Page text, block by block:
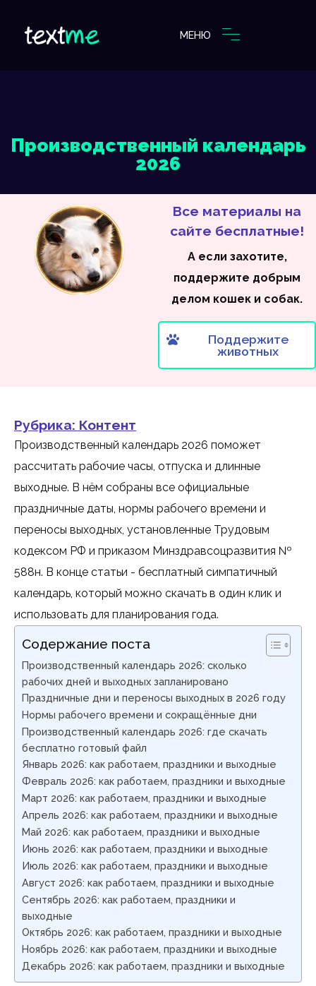
МЕНЮ
Производственный календарь
2026
Все материалы на
сайте бесплатные!
А если захотите,
поддержите добрым
делом кошек и собак.
Поддержите
животных
Рубрика: Контент
Производственный календарь 2026 поможет
рассчитать рабочие часы, отпуска и длинные
выходные. В нём собраны все официальные
праздничные даты, нормы рабочего времени и
переносы выходных, установленные Трудовым
кодексом РФ и приказом Минздравсоцразвития №
588н. В конце статьи - бесплатный симпатичный
календарь, который можно скачать в один клик и
использовать для планирования года.
Содержание поста
Производственный календарь 2026: сколько
рабочих дней и выходных запланировано
Праздничные дни и переносы выходных в 2026 году
Нормы рабочего времени и сокращённые дни
Производственный календарь 2026: где скачать
бесплатно готовый файл
Январь 2026: как работаем, праздники и выходные
Февраль 2026: как работаем, праздники и выходные
Март 2026: как работаем, праздники и выходные
Апрель 2026: как работаем, праздники и выходные
Май 2026: как работаем, праздники и выходные
Июнь 2026: как работаем, праздники и выходные
Июль 2026: как работаем, праздники и выходные
Август 2026: как работаем, праздники и выходные
Сентябрь 2026: как работаем, праздники и
выходные
Октябрь 2026: как работаем, праздники и выходные
Ноябрь 2026: как работаем, праздники и выходные
Декабрь 2026: как работаем, праздники и выходные